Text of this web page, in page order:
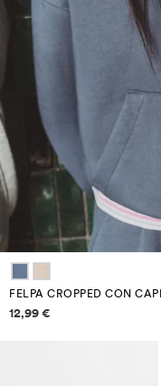
FELPA CROPPED CON
Informazioni sui prezzi
12,99 €